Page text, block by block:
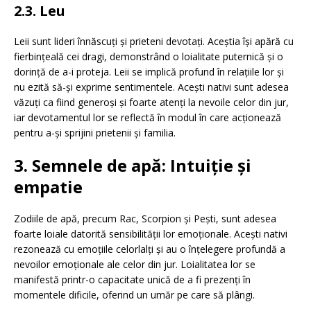
2.3. Leu
Leii sunt lideri înnăscuți și prieteni devotați. Aceștia își apără cu
fierbințeală cei dragi, demonstrând o loialitate puternică și o
dorință de a-i proteja. Leii se implică profund în relațiile lor și
nu ezită să-și exprime sentimentele. Acești nativi sunt adesea
văzuți ca fiind generoși și foarte atenți la nevoile celor din jur,
iar devotamentul lor se reflectă în modul în care acționează
pentru a-și sprijini prietenii și familia.
3. Semnele de apă: Intuiție și
empatie
Zodiile de apă, precum Rac, Scorpion și Pești, sunt adesea
foarte loiale datorită sensibilității lor emoționale. Acești nativi
rezonează cu emoțiile celorlalți și au o înțelegere profundă a
nevoilor emoționale ale celor din jur. Loialitatea lor se
manifestă printr-o capacitate unică de a fi prezenți în
momentele dificile, oferind un umăr pe care să plângi.